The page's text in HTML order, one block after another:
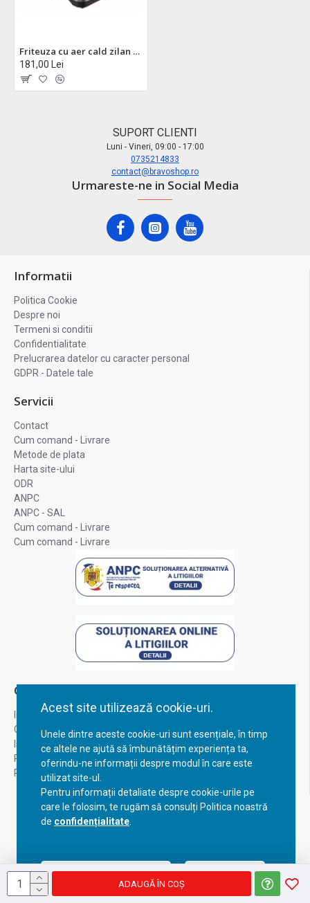
Acest site utilizează cookie-uri.
Unele dintre aceste cookie-uri sunt esențiale, în timp
ce altele ne ajută să îmbunătățim experiența ta,
oferindu-ne informații despre modul în care este
utilizat site-ul.
Pentru informații detaliate despre cookie-urile pe
care le folosim, te rugăm să consulți Politica noastră
de confidențialitate
Acceptă setările curente Configurează
ADAUGĂ ÎN COŞ
Friteuza cu aer cald zilan zln4185 - gatire sanatoasa fara ulei
181,00 Lei
SUPORT CLIENTI
Luni - Vineri, 09:00 - 17:00
0735214833
contact@bravoshop.ro
Urmareste-ne in Social Media
Informatii
Politica Cookie
Despre noi
Termeni si conditii
Confidentialitate
Prelucrarea datelor cu caracter personal
GDPR - Datele tale
Servicii
Contact
Cum comand - Livrare
Metode de plata
Harta site-ului
ODR
ANPC
ANPC - SAL
Cum comand - Livrare
Cum comand - Livrare
Contul Meu
Inregistrare
Contul meu
Istoric comenzi
Recuperare parola
Returnare produs
Copyright © 2023, BravoShop, toate drepturile rezervate!